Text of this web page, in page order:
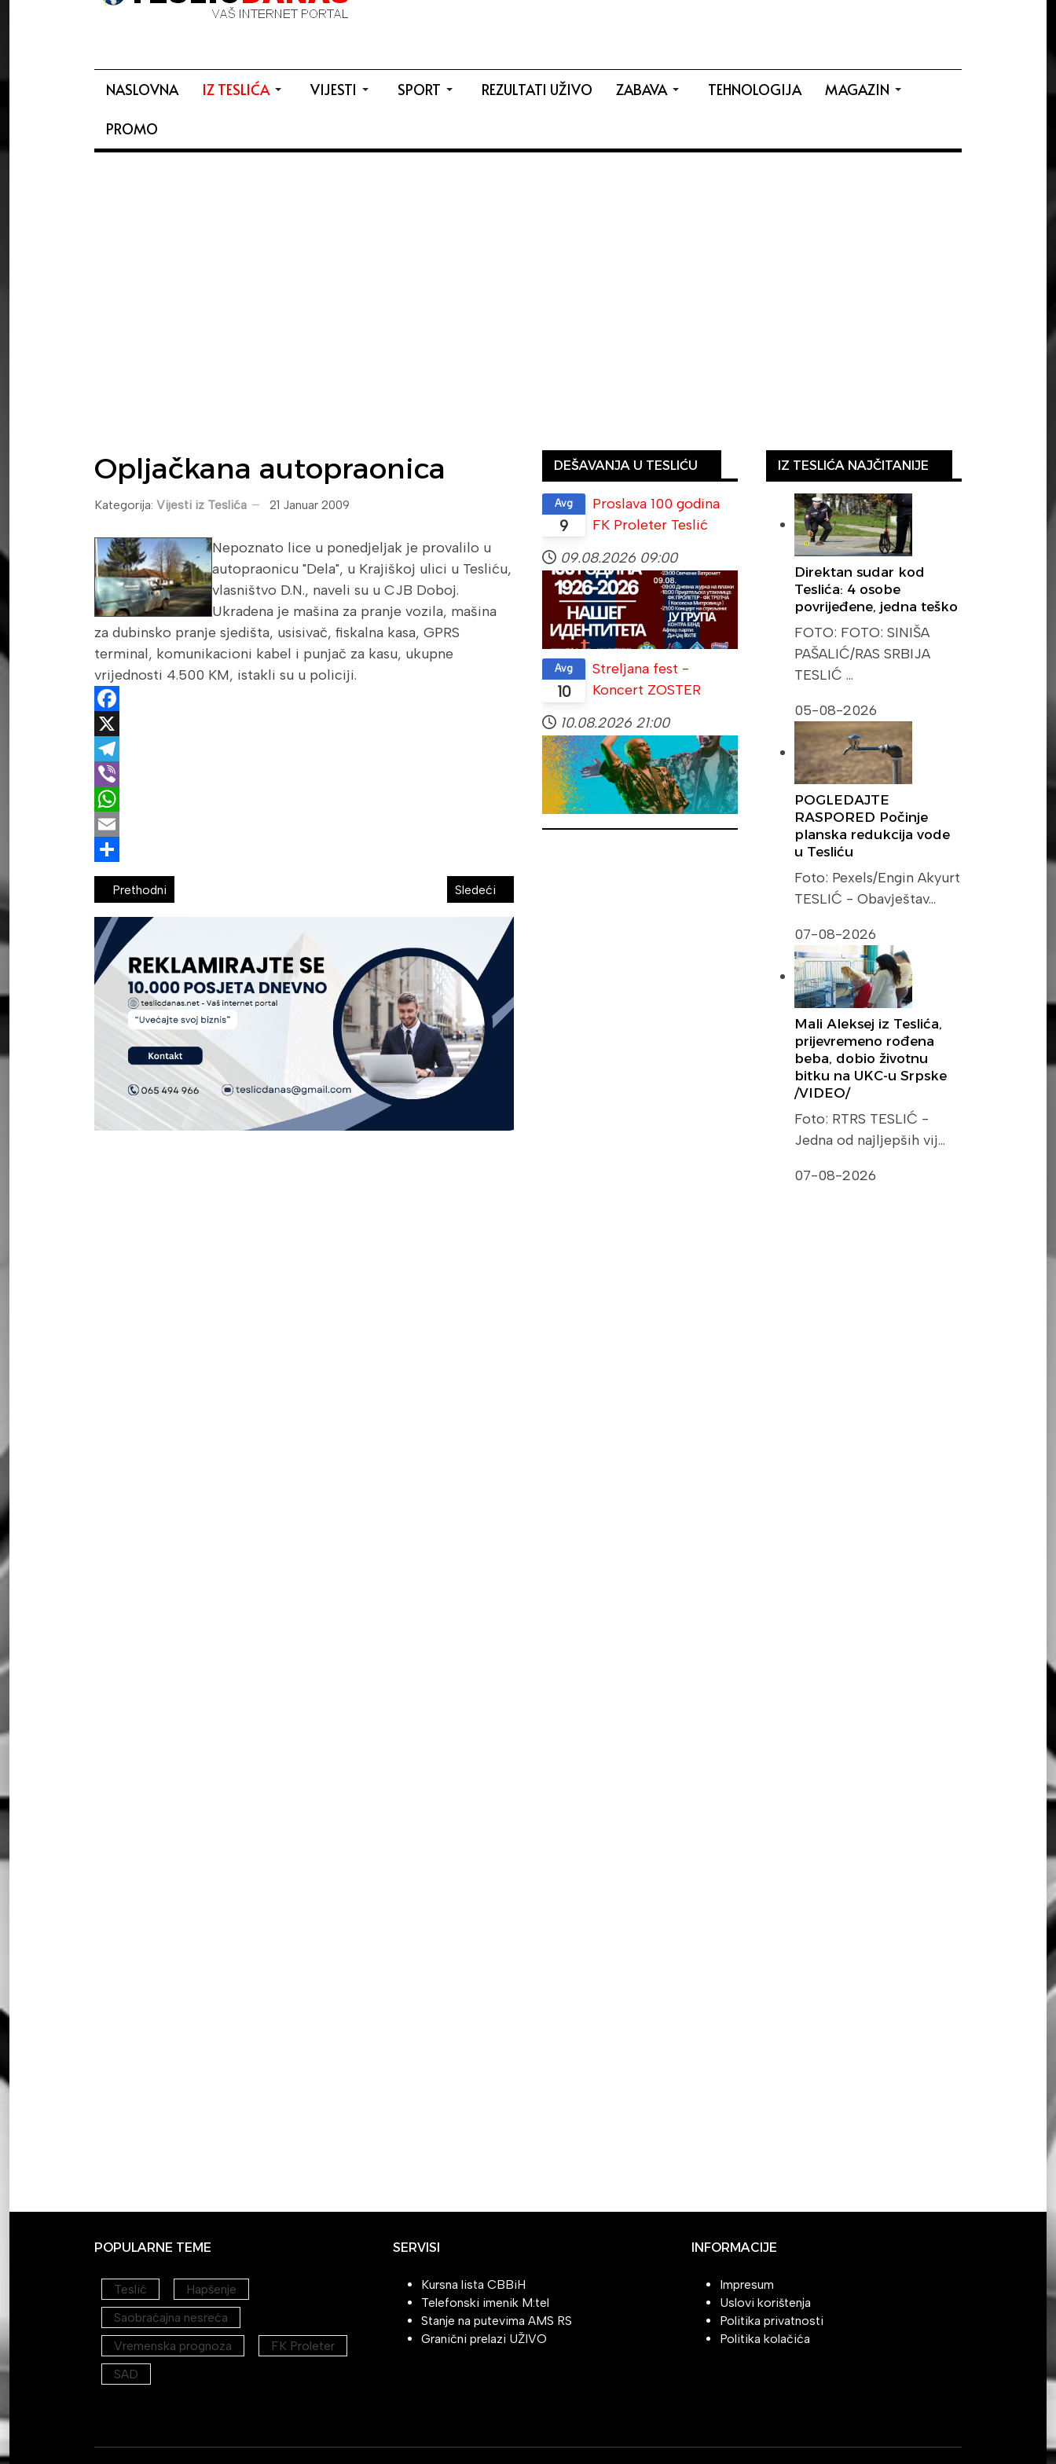
NASLOVNA IZ TESLIĆA VIJESTI SPORT REZULTATI UŽIVO ZABAVA TEHNOLOGIJA
MAGAZIN
PROMO
Opljačkana autopraonica
Kategorija: Vijesti iz Teslića 21 Januar 2009
Nepoznato lice u ponedjeljak je provalilo u
autopraonicu "Dela", u Krajiškoj ulici u Tesliću,
vlasništvo D.N., naveli su u CJB Doboj.
Ukradena je mašina za pranje vozila, mašina
za dubinsko pranje sjedišta, usisivač, fiskalna kasa, GPRS
terminal, komunikacioni kabel i punjač za kasu, ukupne
vrijednosti 4.500 KM, istakli su u policiji.
Facebook
X
Telegram
Viber
WhatsApp
Email
Share
Prethodni Sledeći
DEŠAVANJA U TESLIĆU
9
Avg
Proslava 100 godina
FK Proleter Teslić
09.08.2026 09:00
10
Avg
Streljana fest -
Koncert ZOSTER
10.08.2026 21:00
IZ TESLIĆA NAJČITANIJE
Direktan sudar kod
Teslića: 4 osobe
povrijeđene, jedna teško
FOTO: FOTO: SINIŠA
PAŠALIĆ/RAS SRBIJA
TESLIĆ …
05-08-2026
POGLEDAJTE
RASPORED Počinje
planska redukcija vode
u Tesliću
Foto: Pexels/Engin Akyurt
TESLIĆ - Obavještav…
07-08-2026
Mali Aleksej iz Teslića,
prijevremeno rođena
beba, dobio životnu
bitku na UKC-u Srpske
/VIDEO/
Foto: RTRS TESLIĆ -
Jedna od najljepših vij…
07-08-2026
POPULARNE TEME
Teslić
Hapšenje
Saobraćajna nesreća
Vremenska prognoza
FK Proleter
SAD
SERVISI
Kursna lista CBBiH
Telefonski imenik M:tel
Stanje na putevima AMS RS
Granični prelazi UŽIVO
INFORMACIJE
Impresum
Uslovi korištenja
Politika privatnosti
Politika kolačića